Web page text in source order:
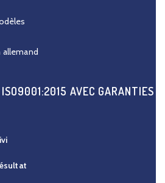
allemand
AVEC GARANTIES